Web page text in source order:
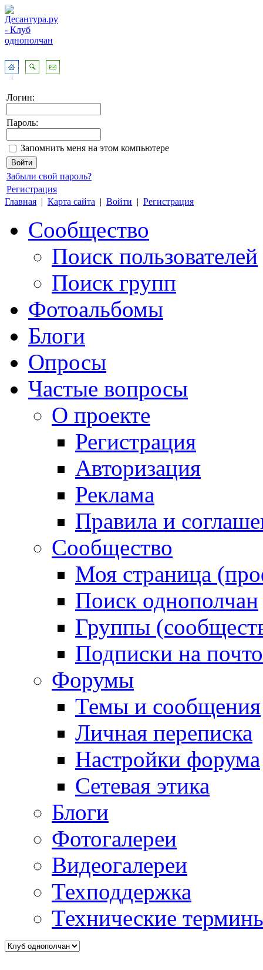
Логин:
Пароль:
Запомнить меня на этом компьютере
Забыли свой пароль?
Регистрация
Главная | Карта сайта | Войти | Регистрация
Сообщество
Поиск пользователей
Поиск групп
Фотоальбомы
Блоги
Опросы
Частые вопросы
О проекте
Регистрация
Авторизация
Реклама
Правила и
Сообщество
Моя страница
Поиск однополчан
Группы
Подписки на
Форумы
Темы и сообщения
Личная переписка
Настройки форума
Сетевая этика
Блоги
Фотогалереи
Видеогалереи
Техподдержка
Технические